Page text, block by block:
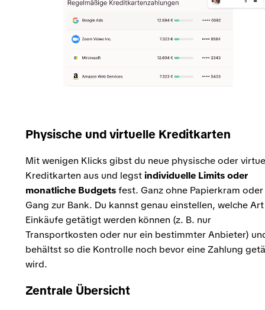
Physische und virtuelle Kreditkarten
Mit wenigen Klicks gibst du neue physische oder
Kreditkarten aus und legst individuelle Limits oder
monatliche Budgetsfest. Ganz ohne Papierkram oder
Gang zur Bank. Du kannst genau einstellen, welche Art
Einkäufe getätigt werden können (z. B. nur
Transportkosten oder nur ein bestimmter Anbieter)
behältst so die Kontrolle noch bevor eine Zahlung
wird.
Zentrale Übersicht